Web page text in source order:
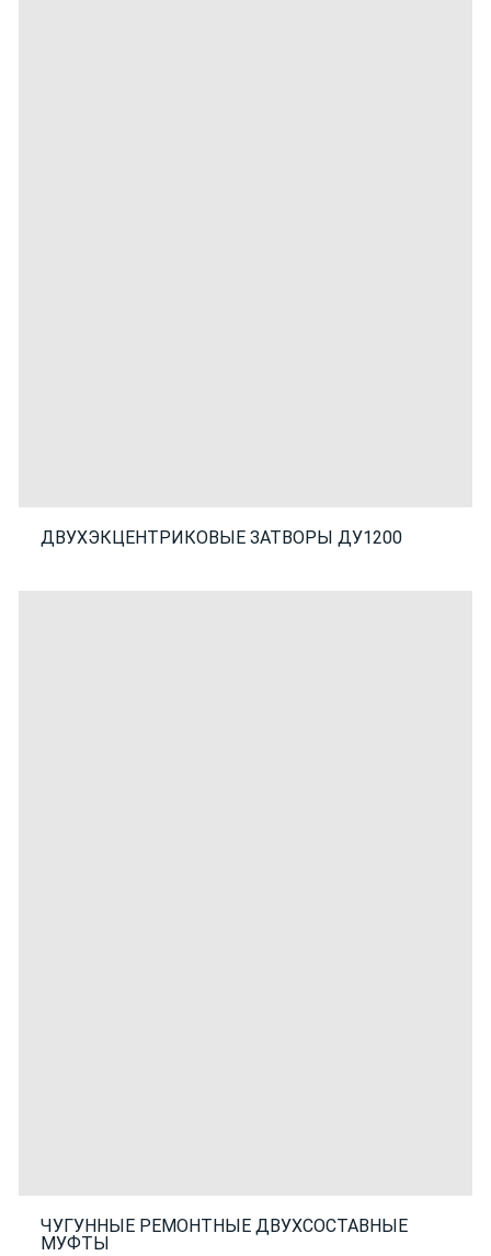
ДВУХЭКЦЕНТРИКОВЫЕ ЗАТВОРЫ ДУ1200
ЧУГУННЫЕ РЕМОНТНЫЕ ДВУХСОСТАВНЫЕ
МУФТЫ